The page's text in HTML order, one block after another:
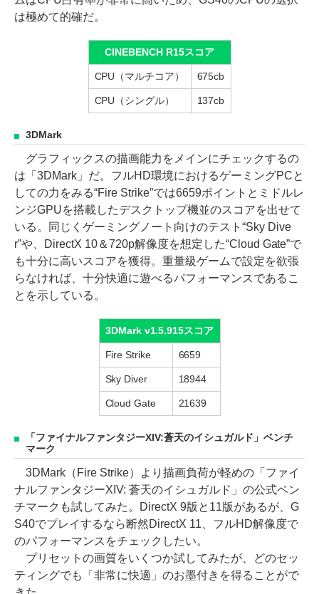
は極めて的確だ。
CINEBENCH R15スコア
CPU（マルチコア） 675cb
CPU（シングル） 137cb
3DMark
グラフィックスの描画能力をメインにチェックするの
は「3DMark」だ。フルHD環境におけるゲーミングPCと
しての力をみる“Fire Strike”では6659ポイントとミドルレ
ンジGPUを搭載したデスクトップ機並のスコアを出せて
いる。同じくゲーミングノート向けのテスト“Sky Dive
r”や、DirectX 10＆720p解像度を想定した“Cloud Gate”で
も十分に高いスコアを獲得。重量級ゲームで設定を欲張
らなければ、十分快適に遊べるパフォーマンスであるこ
とを示している。
3DMark v1.5.915スコア
Fire Strike 6659
Sky Diver 18944
Cloud Gate 21639
「ファイナルファンタジーXIV:蒼天のイシュガルド」ベンチ
マーク
3DMark（Fire Strike）より描画負荷が軽めの「ファイ
ナルファンタジーXIV: 蒼天のイシュガルド」の公式ベン
チマークも試してみた。DirectX 9版と11版があるが、G
S40でプレイするなら断然DirectX 11、フルHD解像度で
のパフォーマンスをチェックしたい。
プリセットの画質をいくつか試してみたが、どのセッ
ティングでも「非常に快適」のお墨付きを得ることがで